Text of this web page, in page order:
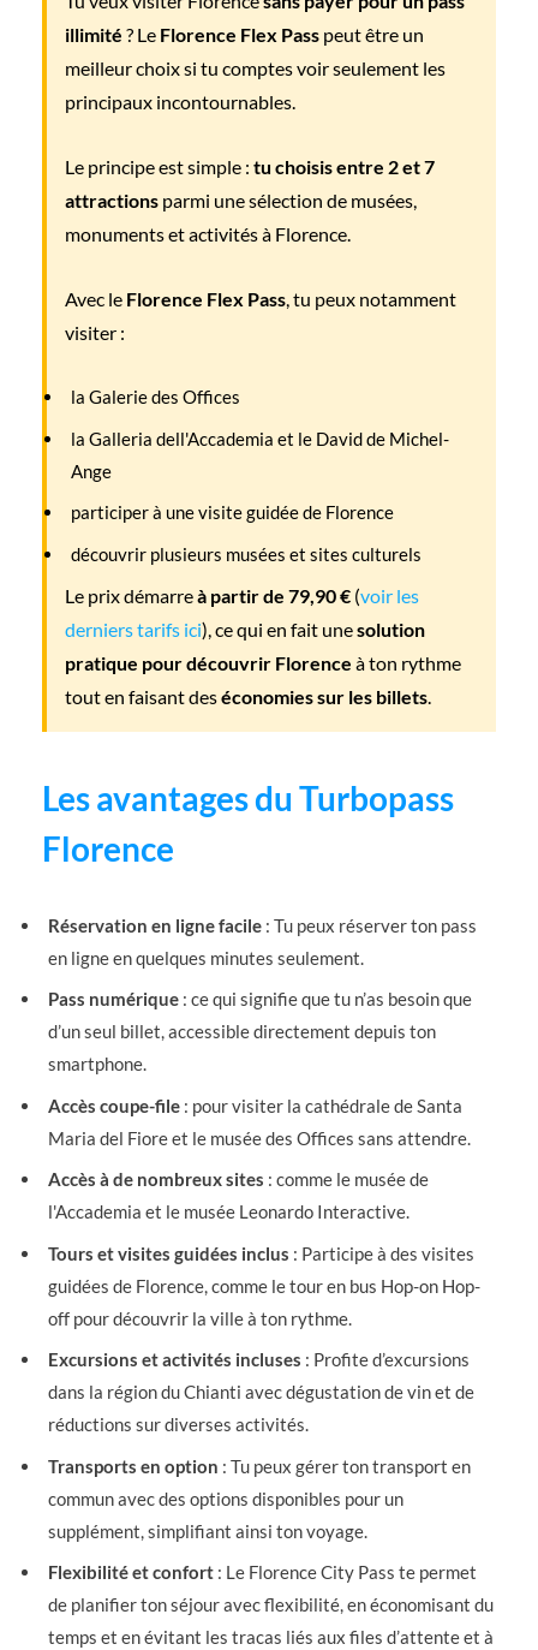
illimité ? Le Florence Flex Pass peut être un
meilleur choix si tu comptes voir seulement les
principaux incontournables.
Le principe est simple : tu choisis entre 2 et 7
attractions parmi une sélection de musées,
monuments et activités à Florence.
Avec le Florence Flex Pass, tu peux notamment
visiter :
la Galerie des Offices
la Galleria dell'Accademia et le David de Michel-
Ange
participer à une visite guidée de Florence
découvrir plusieurs musées et sites culturels
Le prix démarreà partir de 79,90 € (voir les
derniers tarifs ici), ce qui en fait unesolution
pratique pour découvrir Florence à ton rythme
tout en faisant deséconomies sur les billets.
Les avantages du Turbopass
Florence
Réservation en ligne facile : Tu peux réserver ton pass
en ligne en quelques minutes seulement.
Pass numérique : ce qui signifie que tu n’as besoin que
d’un seul billet, accessible directement depuis ton
smartphone.
Accès coupe-file : pour visiter la cathédrale de Santa
Maria del Fiore et le musée des Offices sans attendre.
Accès à de nombreux sites : comme le musée de
l'Accademia et le musée Leonardo Interactive.
Tours et visites guidées inclus : Participe à des visites
guidées de Florence, comme le tour en bus Hop-on Hop-
off pour découvrir la ville à ton rythme.
Excursions et activités incluses : Profite d’excursions
dans la région du Chianti avec dégustation de vin et de
réductions sur diverses activités.
Transports en option : Tu peux gérer ton transport en
commun avec des options disponibles pour un
supplément, simplifiant ainsi ton voyage.
Flexibilité et confort : Le Florence City Pass te permet
de planifier ton séjour avec flexibilité, en économisant du
temps et en évitant les tracas liés aux files d’attente et à